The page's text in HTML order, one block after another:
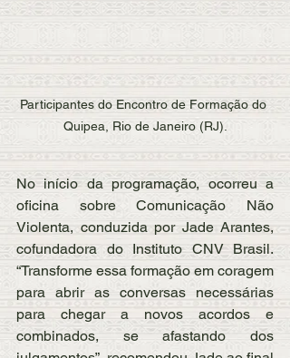
Participantes do Encontro de Formação do
Quipea, Rio de Janeiro (RJ).
No início da programação, ocorreu a
oficina sobre Comunicação Não
Violenta, conduzida por Jade Arantes,
cofundadora do Instituto CNV Brasil.
“Transforme essa formação em coragem
para abrir as conversas necessárias
para chegar a novos acordos e
combinados, se afastando dos